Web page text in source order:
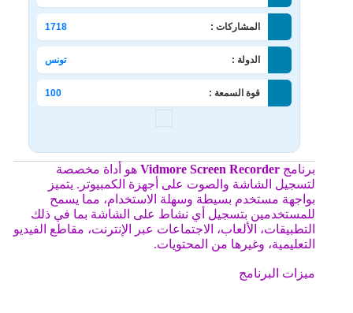
المشاركات : 1718
الدولة : تونس
قوة السمعة : 100
برنامج Vidmore Screen Recorder هو أداة مخصصة
لتسجيل الشاشة والصوت على أجهزة الكمبيوتر. يتميز
بواجهة مستخدم بسيطة وسهلة الاستخدام، مما يسمح
للمستخدمين بتسجيل أي نشاط على الشاشة بما في ذلك
التطبيقات، الألعاب، الاجتماعات عبر الإنترنت، مقاطع الفيديو
التعليمية، وغيرها من المحتويات.
ميزات البرنامج